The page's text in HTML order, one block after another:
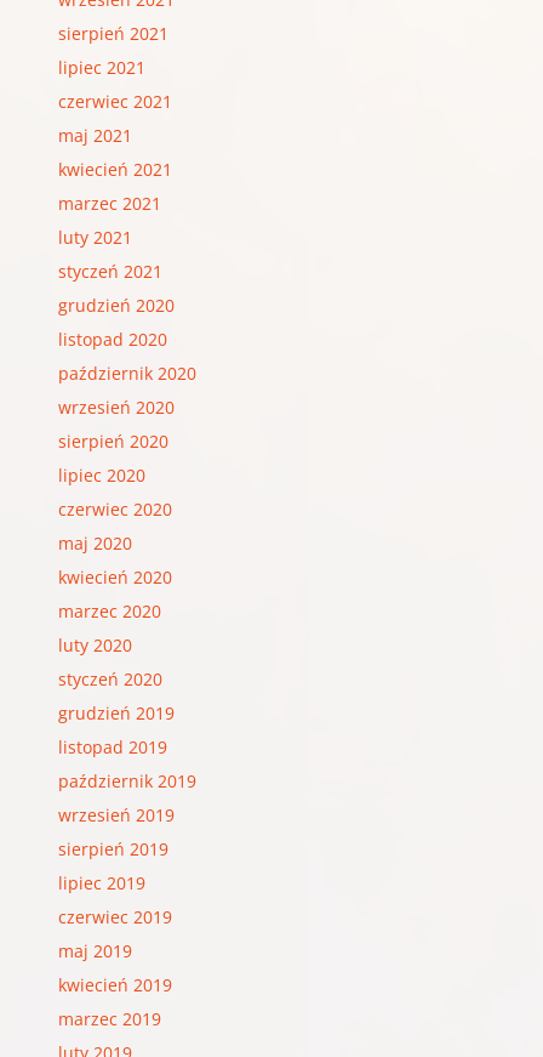
sierpień 2021
lipiec 2021
czerwiec 2021
maj 2021
kwiecień 2021
marzec 2021
luty 2021
styczeń 2021
grudzień 2020
listopad 2020
październik 2020
wrzesień 2020
sierpień 2020
lipiec 2020
czerwiec 2020
maj 2020
kwiecień 2020
marzec 2020
luty 2020
styczeń 2020
grudzień 2019
listopad 2019
październik 2019
wrzesień 2019
sierpień 2019
lipiec 2019
czerwiec 2019
maj 2019
kwiecień 2019
marzec 2019